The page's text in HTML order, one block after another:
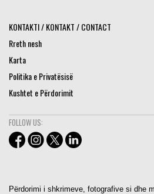
KONTAKTI / KONTAKT / CONTACT
Rreth nesh
Karta
Politika e Privatësisë
Kushtet e Përdorimit
FOLLOW US:
Përdorimi i shkrimeve, fotografive si dhe